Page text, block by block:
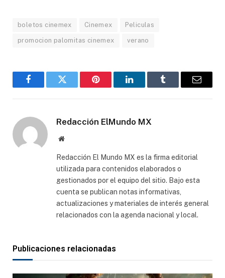
boletos cinemex Cinemex Peliculas
promocion palomitas cinemex verano
FacebookGorjeo Pinterest LinkedInTumblr
Correo
Redacción ElMundo MX
Sitio
Redacción El Mundo MX es la firma editorial
utilizada para contenidos elaborados o
gestionados por el equipo del sitio. Bajo esta
cuenta se publican notas informativas,
actualizaciones y materiales de interés general
relacionados con la agenda nacional y local.
Publicaciones relacionadas